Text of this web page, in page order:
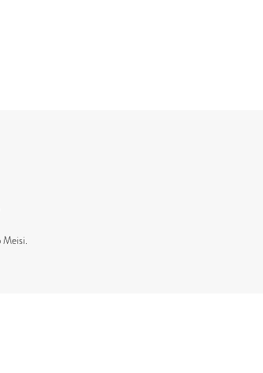
Meisi.